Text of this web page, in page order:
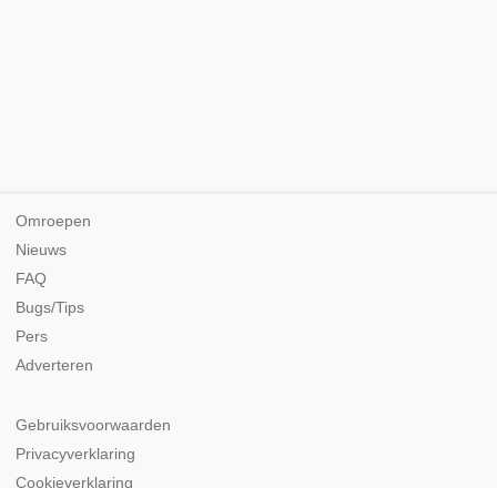
Omroepen
Nieuws
FAQ
Bugs/Tips
Pers
Adverteren
Gebruiksvoorwaarden
Privacyverklaring
Cookieverklaring